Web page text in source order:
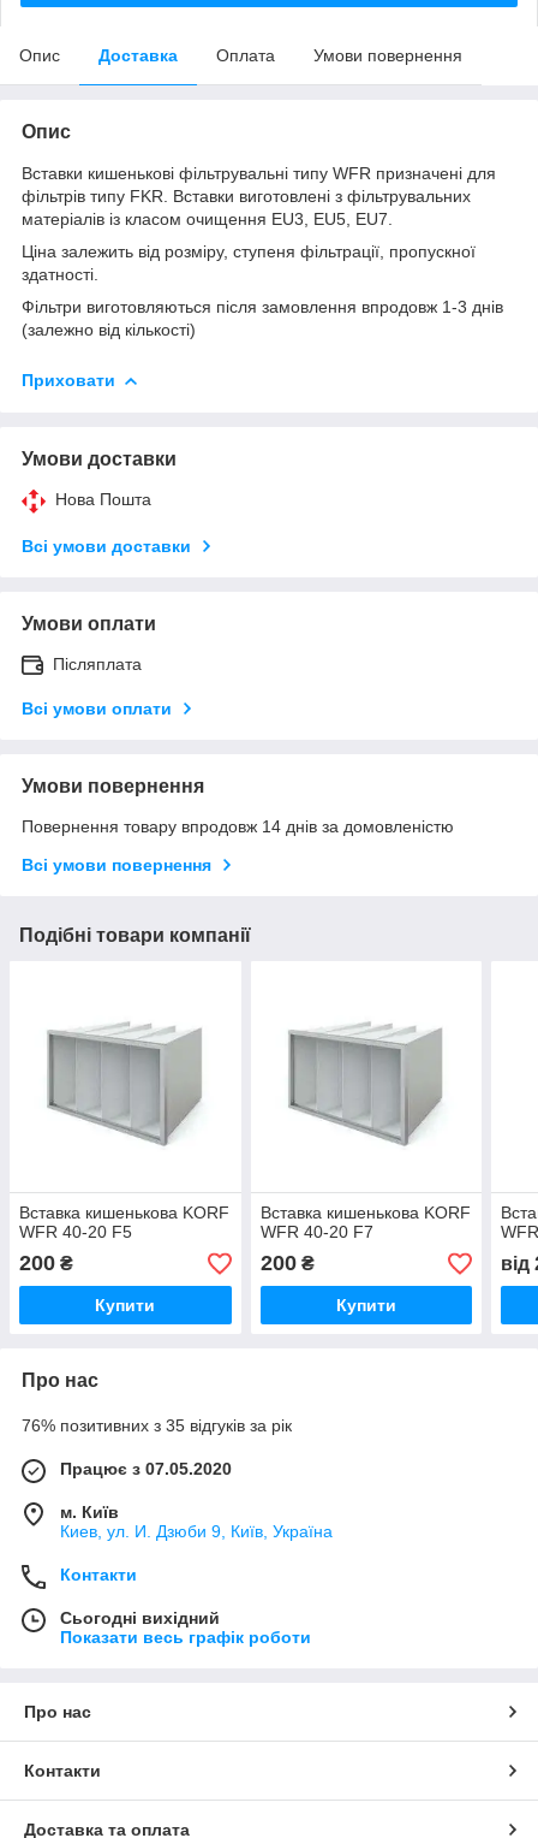
Опис Доставка Оплата Умови повернення
Опис
Вставки кишенькові фільтрувальні типу WFR призначені для
фільтрів типу FKR. Вставки виготовлені з фільтрувальних
матеріалів із класом очищення EU3, EU5, EU7.
Ціна залежить від розміру, ступеня фільтрації, пропускної
здатності.
Фільтри виготовляються після замовлення впродовж 1-3 днів
(залежно від кількості)
Приховати
Умови доставки
Нова Пошта
Всі умови доставки
Умови оплати
Післяплата
Всі умови оплати
Умови повернення
Повернення товару впродовж 14 днів за домовленістю
Всі умови повернення
Подібні товари компанії
Вставка кишенькова KORF
WFR 40-20 F5
200 ₴
Купити
Вставка кишенькова KORF
WFR 40-20 F7
200₴
Купити
від
Про нас
76% позитивних з 35 відгуків за рік
Працює з 07.05.2020
м. Київ
Киев, ул. И. Дзюби 9, Київ, Україна
Контакти
Сьогодні вихідний
Показати весь графік роботи
Про нас
Контакти
Доставка та оплата